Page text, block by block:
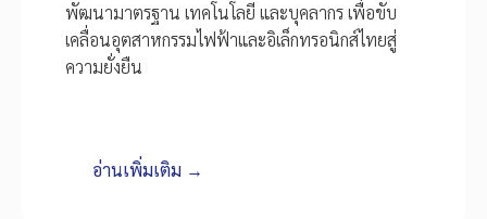
พัฒนามาตรฐาน เทคโนโลยี และบุคลากร เพื่อขับ
เคลื่อนอุตสาหกรรมไฟฟ้าและอิเล็กทรอนิกส์ไทยสู่
ความยั่งยืน
อ่านเพิ่มเติม →